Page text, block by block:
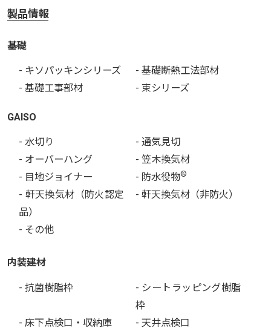
製品情報
基礎
- キソパッキンシリーズ
- 基礎断熱工法部材
- 基礎工事部材
- 束シリーズ
GAISO
- 水切り
- 通気見切
- オーバーハング
- 笠木換気材
- 目地ジョイナー
- 防水役物®
- 軒天換気材（防火認定
品）
- 軒天換気材（非防火）
- その他
内装建材
- 抗菌樹脂枠
- シートラッピング樹脂
枠
- 床下点検口・収納庫
- 天井点検口